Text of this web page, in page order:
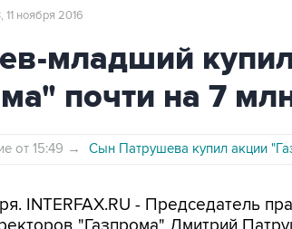
11 ноября 2016
младший
почти на 7
от 15:49 → Сын Патрушева купил акции
INTERFAX.RU - Председатель